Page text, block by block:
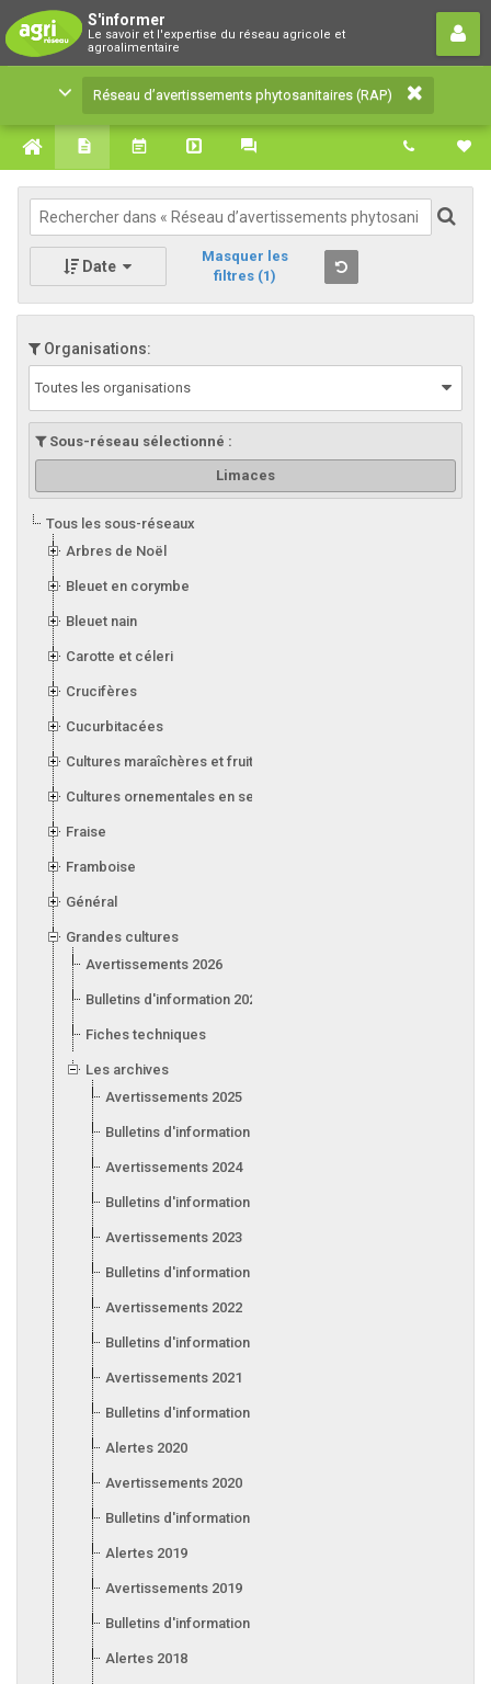
S'informer
Le savoir et l'expertise du réseau agricole et
agroalimentaire
Réseau d’avertissements
phytosanitaires (RAP)
Le savoir et l'expertise du réseau agricole et
agroalimentaire
Réseau d’avertissements phytosanitaires (RAP)
Date
Masquer les
filtres (1)
Organisations:
Toutes les organisations
Sous-réseau sélectionné :
Limaces
Tous les sous-réseaux
Arbres de Noël
Bleuet en corymbe
Bleuet nain
Carotte et céleri
Crucifères
Cucurbitacées
Cultures maraîchères et fruitières en serre
Cultures ornementales en serre
Fraise
Framboise
Général
Grandes cultures
Avertissements 2026
Bulletins d'information 2026
Fiches techniques
Les archives
Avertissements 2025
Bulletins d'information 2025
Avertissements 2024
Bulletins d'information 2024
Avertissements 2023
Bulletins d'information 2023
Avertissements 2022
Bulletins d'information 2022
Avertissements 2021
Bulletins d'information 2021
Alertes 2020
Avertissements 2020
Bulletins d'information 2020
Alertes 2019
Avertissements 2019
Bulletins d'information 2019
Alertes 2018